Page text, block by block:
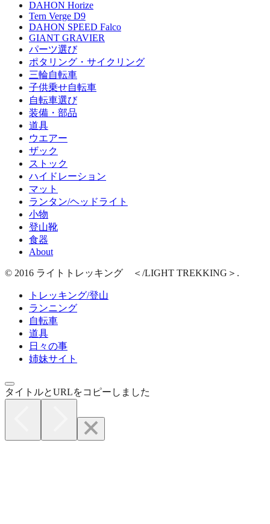
DAHON Horize
Tern Verge D9
DAHON SPEED Falco
GIANT GRAVIER
パーツ選び
ポタリング・サイクリング
三輪自転車
子供乗せ自転車
自転車選び
装備・部品
道具
ウエアー
ザック
ストック
ハイドレーション
マット
ランタン/ヘッドライト
小物
登山靴
食器
About
© 2016 ライトトレッキング ＜/LIGHT TREKKING＞.
トレッキング/登山
ランニング
自転車
道具
日々の事
姉妹サイト
タイトルとURLをコピーしました